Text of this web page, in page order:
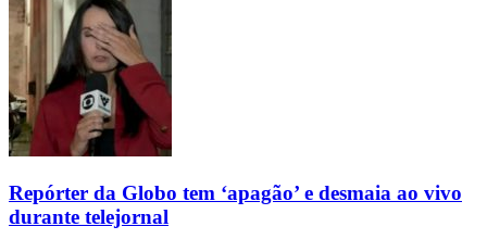
Repórter da Globo tem ‘apagão’ e desmaia ao vivo
durante telejornal